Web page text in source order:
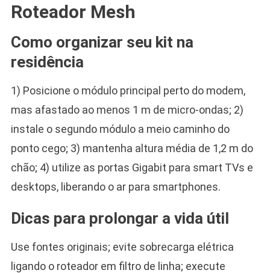
Roteador Mesh
Como organizar seu kit na
residência
1) Posicione o módulo principal perto do modem,
mas afastado ao menos 1 m de micro-ondas; 2)
instale o segundo módulo a meio caminho do
ponto cego; 3) mantenha altura média de 1,2 m do
chão; 4) utilize as portas Gigabit para smart TVs e
desktops, liberando o ar para smartphones.
Dicas para prolongar a vida útil
Use fontes originais; evite sobrecarga elétrica
ligando o roteador em filtro de linha; execute